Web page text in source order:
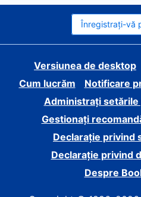
Înregistrați-vă
Versiunea de desktop
Cum lucrăm
Notificare
Administrați
Gestionați
Declarație privind
Declarație privind
Despre